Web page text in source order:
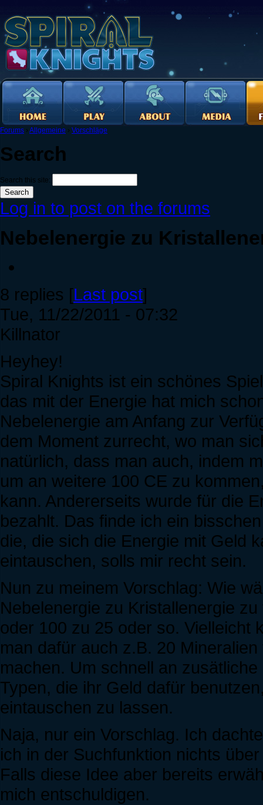
Forums › Allgemeine › Vorschläge
Search
Search this site:
Log in to post on the forums
Nebelenergie zu
8 replies [Last post]
Tue, 11/22/2011 - 07:32
Killnator
Heyhey!
Spiral Knights ist ein schönes
das mit der Energie hat mich
Nebelenergie am Anfang zur
dem Moment zurrecht, wo man
natürlich, dass man auch, indem
um an weitere 100 CE zu
kann. Andererseits wurde für die
bezahlt. Das finde ich ein
die, die sich die Energie mit Geld
eintauschen, solls mir recht sein.
Nun zu meinem Vorschlag: Wie
Nebelenergie zu Kristallenergie
oder 100 zu 25 oder so. Vielleicht
man dafür auch z.B. 20
machen. Um schnell an
Typen, die ihr Geld dafür
eintauschen zu lassen.
Naja, nur ein Vorschlag. Ich
ich in der Suchfunktion nichts
Falls diese Idee aber bereits
mich entschuldigen.